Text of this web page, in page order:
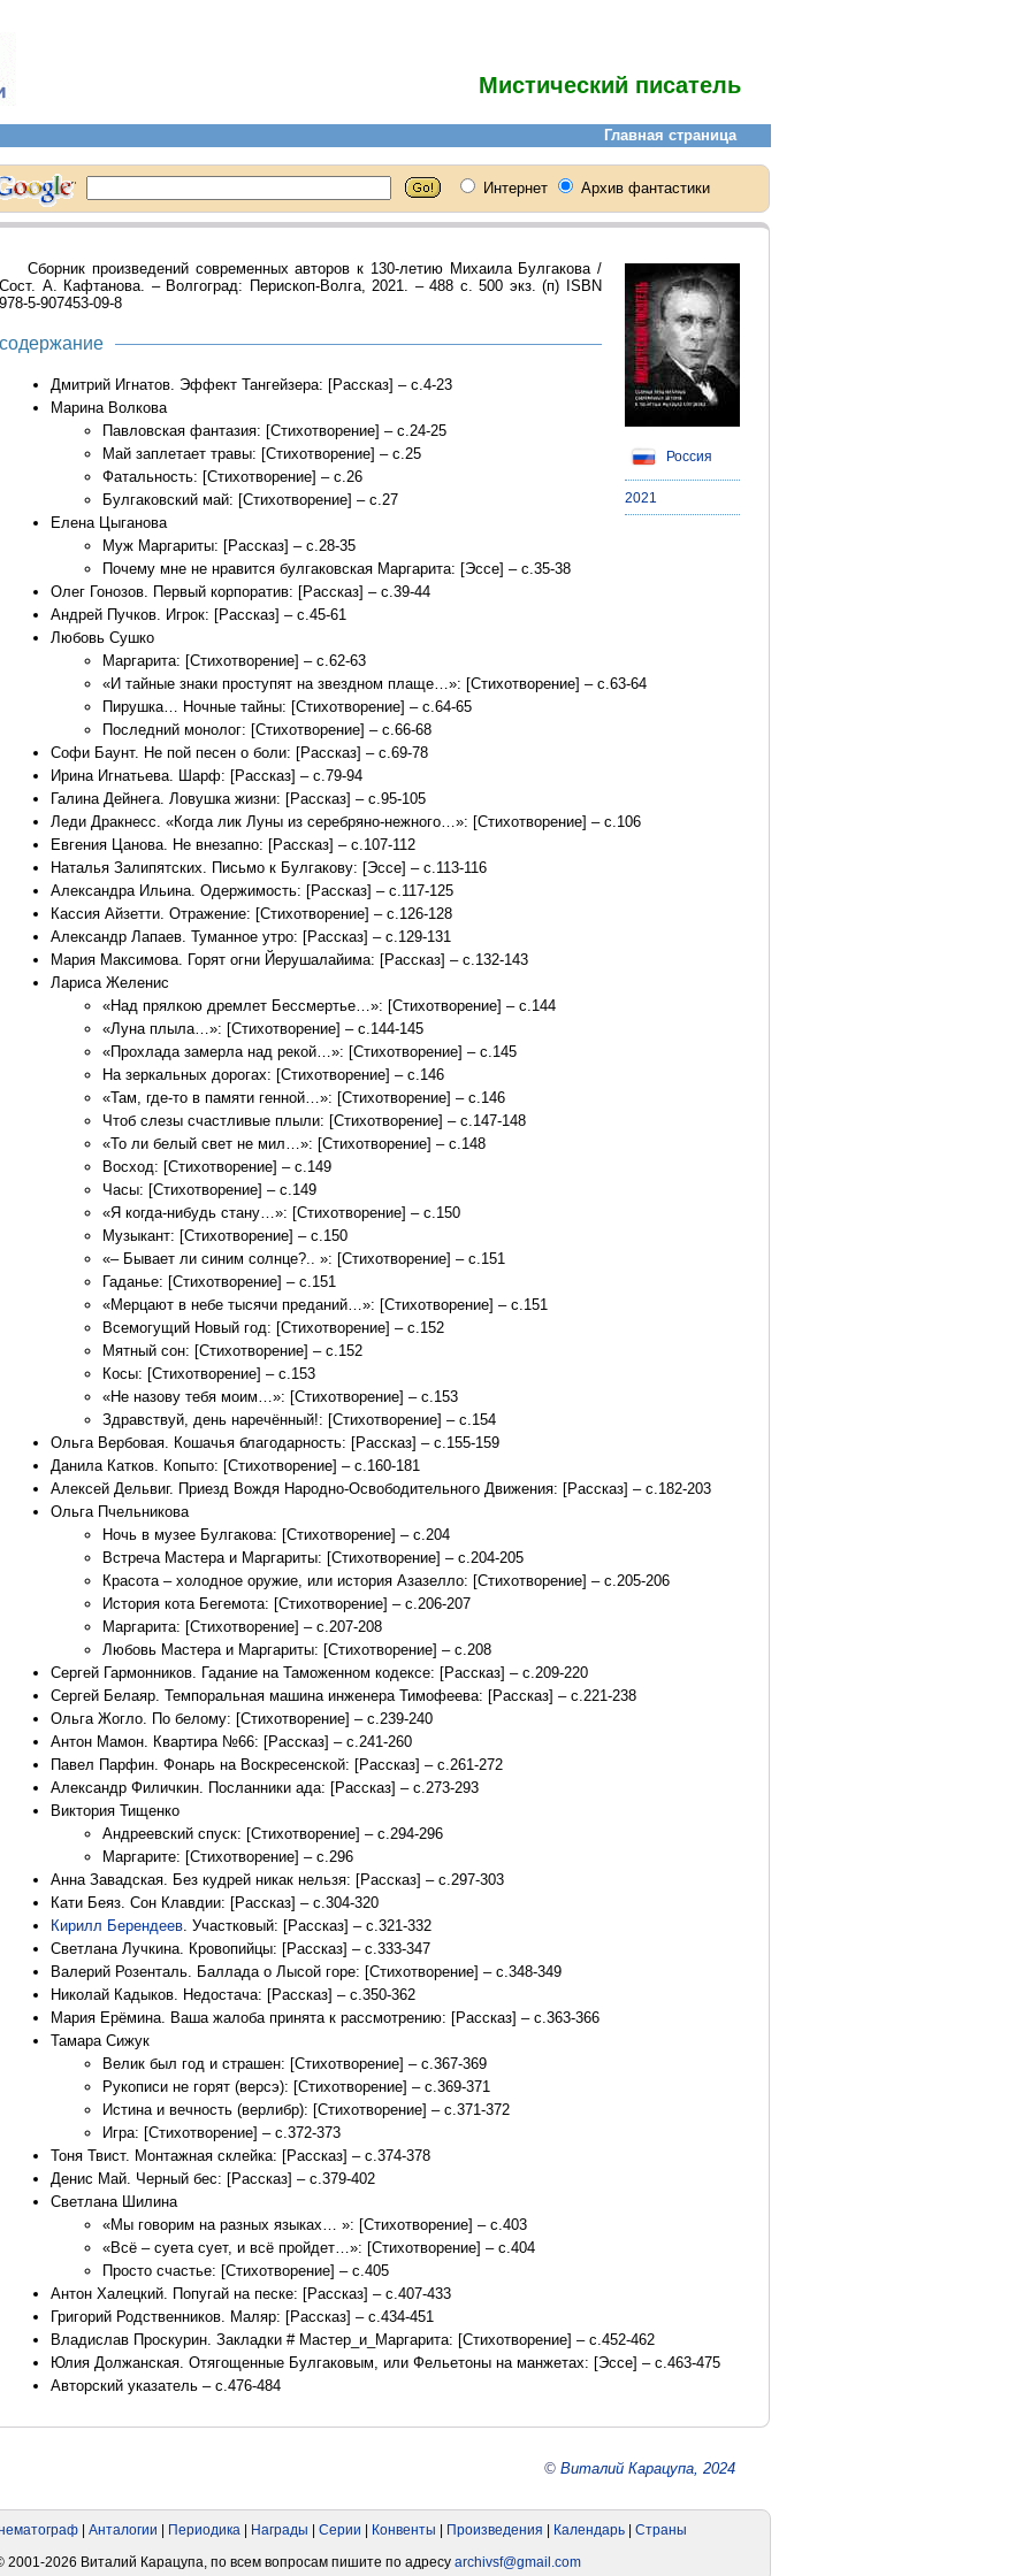
Мистический писатель
Россия
2021
Сборник произведений современных авторов к 130-летию Михаила Булгакова /
Сост. А. Кафтанова. – Волгоград: Перископ-Волга, 2021. – 488 с. 500 экз. (п) ISBN
978-5-907453-09-8
содержание
Дмитрий Игнатов. Эффект Тангейзера: [Рассказ] – с.4-23
Марина Волкова
Павловская фантазия: [Стихотворение] – с.24-25
Май заплетает травы: [Стихотворение] – с.25
Фатальность: [Стихотворение] – с.26
Булгаковский май: [Стихотворение] – с.27
Елена Цыганова
Муж Маргариты: [Рассказ] – с.28-35
Почему мне не нравится булгаковская Маргарита: [Эссе] – с.35-38
Олег Гонозов. Первый корпоратив: [Рассказ] – с.39-44
Андрей Пучков. Игрок: [Рассказ] – с.45-61
Любовь Сушко
Маргарита: [Стихотворение] – с.62-63
«И тайные знаки проступят на звездном плаще…»: [Стихотворение] – с.63-64
Пирушка… Ночные тайны: [Стихотворение] – с.64-65
Последний монолог: [Стихотворение] – с.66-68
Софи Баунт. Не пой песен о боли: [Рассказ] – с.69-78
Ирина Игнатьева. Шарф: [Рассказ] – с.79-94
Галина Дейнега. Ловушка жизни: [Рассказ] – с.95-105
Леди Дракнесс. «Когда лик Луны из серебряно-нежного…»: [Стихотворение] – с.106
Евгения Цанова. Не внезапно: [Рассказ] – с.107-112
Наталья Залипятских. Письмо к Булгакову: [Эссе] – с.113-116
Александра Ильина. Одержимость: [Рассказ] – с.117-125
Кассия Айзетти. Отражение: [Стихотворение] – с.126-128
Александр Лапаев. Туманное утро: [Рассказ] – с.129-131
Мария Максимова. Горят огни Йерушалайима: [Рассказ] – с.132-143
Лариса Желенис
«Над прялкою дремлет Бессмертье…»: [Стихотворение] – с.144
«Луна плыла…»: [Стихотворение] – с.144-145
«Прохлада замерла над рекой…»: [Стихотворение] – с.145
На зеркальных дорогах: [Стихотворение] – с.146
«Там, где-то в памяти генной…»: [Стихотворение] – с.146
Чтоб слезы счастливые плыли: [Стихотворение] – с.147-148
«То ли белый свет не мил…»: [Стихотворение] – с.148
Восход: [Стихотворение] – с.149
Часы: [Стихотворение] – с.149
«Я когда-нибудь стану…»: [Стихотворение] – с.150
Музыкант: [Стихотворение] – с.150
«– Бывает ли синим солнце?.. »: [Стихотворение] – с.151
Гаданье: [Стихотворение] – с.151
«Мерцают в небе тысячи преданий…»: [Стихотворение] – с.151
Всемогущий Новый год: [Стихотворение] – с.152
Мятный сон: [Стихотворение] – с.152
Косы: [Стихотворение] – с.153
«Не назову тебя моим…»: [Стихотворение] – с.153
Здравствуй, день наречённый!: [Стихотворение] – с.154
Ольга Вербовая. Кошачья благодарность: [Рассказ] – с.155-159
Данила Катков. Копыто: [Стихотворение] – с.160-181
Алексей Дельвиг. Приезд Вождя Народно-Освободительного Движения: [Рассказ] – с.182-203
Ольга Пчельникова
Ночь в музее Булгакова: [Стихотворение] – с.204
Встреча Мастера и Маргариты: [Стихотворение] – с.204-205
Красота – холодное оружие, или история Азазелло: [Стихотворение] – с.205-206
История кота Бегемота: [Стихотворение] – с.206-207
Маргарита: [Стихотворение] – с.207-208
Любовь Мастера и Маргариты: [Стихотворение] – с.208
Сергей Гармонников. Гадание на Таможенном кодексе: [Рассказ] – с.209-220
Сергей Белаяр. Темпоральная машина инженера Тимофеева: [Рассказ] – с.221-238
Ольга Жогло. По белому: [Стихотворение] – с.239-240
Антон Мамон. Квартира №66: [Рассказ] – с.241-260
Павел Парфин. Фонарь на Воскресенской: [Рассказ] – с.261-272
Александр Филичкин. Посланники ада: [Рассказ] – с.273-293
Виктория Тищенко
Андреевский спуск: [Стихотворение] – с.294-296
Маргарите: [Стихотворение] – с.296
Анна Завадская. Без кудрей никак нельзя: [Рассказ] – с.297-303
Кати Беяз. Сон Клавдии: [Рассказ] – с.304-320
Кирилл Берендеев. Участковый: [Рассказ] – с.321-332
Светлана Лучкина. Кровопийцы: [Рассказ] – с.333-347
Валерий Розенталь. Баллада о Лысой горе: [Стихотворение] – с.348-349
Николай Кадыков. Недостача: [Рассказ] – с.350-362
Мария Ерёмина. Ваша жалоба принята к рассмотрению: [Рассказ] – с.363-366
Тамара Сижук
Велик был год и страшен: [Стихотворение] – с.367-369
Рукописи не горят (версэ): [Стихотворение] – с.369-371
Истина и вечность (верлибр): [Стихотворение] – с.371-372
Игра: [Стихотворение] – с.372-373
Тоня Твист. Монтажная склейка: [Рассказ] – с.374-378
Денис Май. Черный бес: [Рассказ] – с.379-402
Светлана Шилина
«Мы говорим на разных языках… »: [Стихотворение] – с.403
«Всё – суета сует, и всё пройдет…»: [Стихотворение] – с.404
Просто счастье: [Стихотворение] – с.405
Антон Халецкий. Попугай на песке: [Рассказ] – с.407-433
Григорий Родственников. Маляр: [Рассказ] – с.434-451
Владислав Проскурин. Закладки # Мастер_и_Маргарита: [Стихотворение] – с.452-462
Юлия Должанская. Отягощенные Булгаковым, или Фельетоны на манжетах: [Эссе] – с.463-475
Авторский указатель – с.476-484
© Виталий Карацупа, 2024